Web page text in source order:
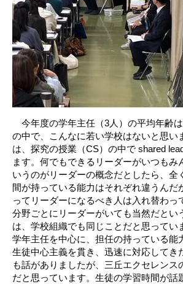
今年度の学年主任（3人）の平均年齢
の中で、こんなに若い学校はないと思い
は、探究の授業（CS）の中で shared
ます。何でもできるリーダーがいつもみ
いうのがリーダーの概念だとしたら、全
間が持っている能力はそれぞれ違うんだ
ってリーダーになるべき人は入れ替わっ
分野ごとにリーダーがいても当然だとい
は、学校組織でも同じことだと思ってい
学年主任を中心に、担任の持っている能
生徒中心主義を貫き、迅速に対応してき
も話がありましたが、三丘エクセレンス
だと思っています。生徒の学習時間が話